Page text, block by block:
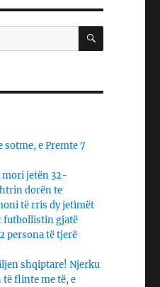
SEARCH
e Premte 7
jetën 32-
dorën te
të rris dy jetìmët
futbollistin gjatë
persona të tjerë
shqiptare! Njerku
flinte me të, e